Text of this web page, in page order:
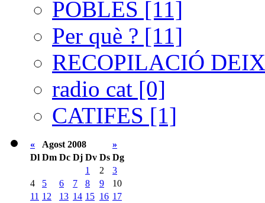
POBLES [11]
Per què ? [11]
RECOPILACIÓ
radio cat [0]
CATIFES [1]
« Agost 2008
»
Dl Dm Dc Dj Dv Ds Dg
1
2
3
4
5 6 7 8 9
10
11 12 13 14 15 16 17